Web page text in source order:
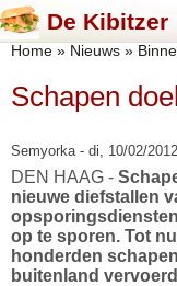
Overslaan en naar de
Skip to search
De Kibitzer
U bent hier
Home » Nieuws »
Schapen
Semyorka - di, 10/02/
DEN HAAG -
nieuwe diefstallen
op te sporen. Tot
honderden
buitenland